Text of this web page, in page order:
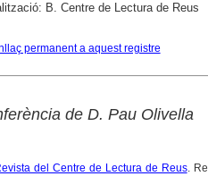
B. Centre de Lectura de Reus
permanent a aquest registre
de D. Pau Olivella
del Centre de Lectura de Reus.